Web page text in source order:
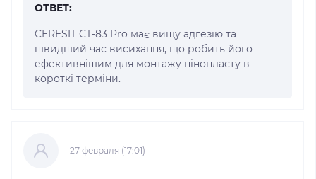
ОТВЕТ:
CERESIT CT-83 Pro має вищу адгезію та
швидший час висихання, що робить його
ефективнішим для монтажу пінопласту в
короткі терміни.
27 февраля (17:01)